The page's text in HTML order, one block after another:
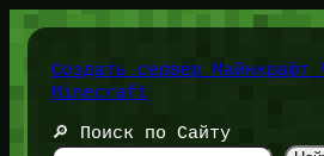
Перейти
содержимому
Создать сервер Майнкрафт
Minecraft
🔎 Поиск по Сайту